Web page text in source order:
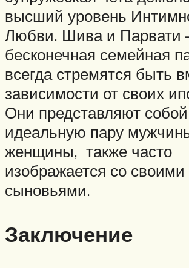
высший уровень
Любви. Шива и Парвати
бесконечная семейная
всегда стремятся быть
зависимости от своих
Они представляют собой
идеальную пару
женщины, также часто
изображается со своими
сыновьями.
Заключение